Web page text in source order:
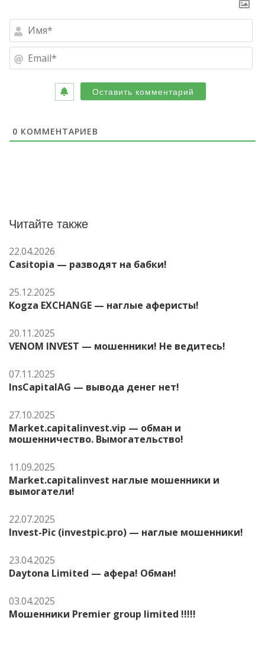
0 КОММЕНТАРИЕВ
Читайте также
22.04.2026
Casitopia — разводят на бабки!
25.12.2025
Kogza EXCHANGE — наглые аферисты!
20.11.2025
VENOM INVEST — мошенники! Не ведитесь!
07.11.2025
InsCapitalAG — вывода денег нет!
27.10.2025
Market.capitalinvest.vip — обман и
мошенничество. Вымогательство!
11.09.2025
Market.capitalinvest наглые мошенники и
вымогатели!
22.07.2025
Invest-Pic (investpic.pro) — наглые мошенники!
23.04.2025
Daytona Limited — афера! Обман!
03.04.2025
Мошенники Premier group limited !!!!!